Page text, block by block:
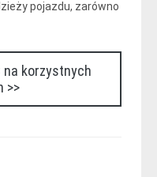
pojazdu, zarówno
na korzystnych
>>